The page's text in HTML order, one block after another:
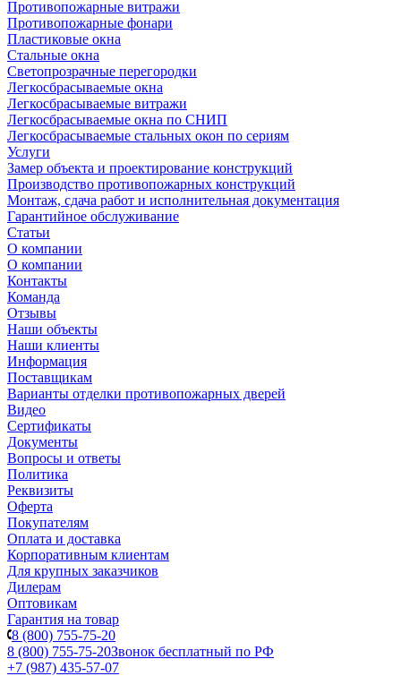
Противопожарные витражи
Противопожарные фонари
Пластиковые окна
Стальные окна
Светопрозрачные перегородки
Легкосбрасываемые окна
Легкосбрасываемые витражи
Легкосбрасываемые окна по СНИП
Легкосбрасываемые стальных окон по сериям
Услуги
Замер объекта и проектирование конструкций
Производство противопожарных конструкций
Монтаж, сдача работ и исполнительная документация
Гарантийное обслуживание
Статьи
О компании
О компании
Контакты
Команда
Отзывы
Наши объекты
Наши клиенты
Информация
Поставщикам
Варианты отделки противопожарных дверей
Видео
Сертификаты
Документы
Вопросы и ответы
Политика
Реквизиты
Оферта
Покупателям
Оплата и доставка
Корпоративным клиентам
Для крупных заказчиков
Дилерам
Оптовикам
Гарантия на товар
8 (800) 755-75-20
8 (800) 755-75-20Звонок бесплатный по РФ
+7 (987) 435-57-07